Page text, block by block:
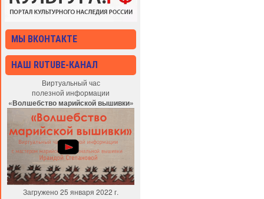
МЫ ВКОНТАКТЕ
НАШ RUTUBE-КАНАЛ
Виртуальный час
полезной информации
«Волшебство марийской вышивки»
Загружено 25 января 2022 г.